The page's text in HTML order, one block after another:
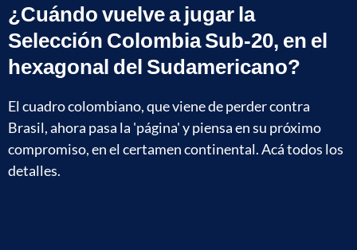
¿Cuándo vuelve a jugar la
Selección Colombia Sub-20, en el
hexagonal del Sudamericano?
El cuadro colombiano, que viene de perder contra
Brasil, ahora pasa la 'página' y piensa en su próximo
compromiso, en el certamen continental. Acá todos los
detalles.